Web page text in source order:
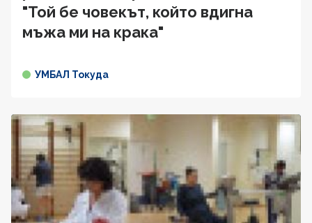
"Той бе човекът, който вдигна
мъжа ми на крака"
УМБАЛ Токуда